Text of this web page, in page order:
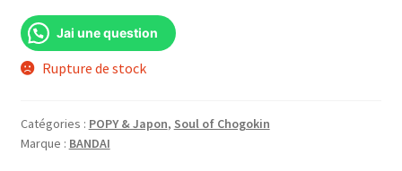
Jai une question
Rupture de stock
Catégories : POPY & Japon, Soul of Chogokin
Marque : BANDAI